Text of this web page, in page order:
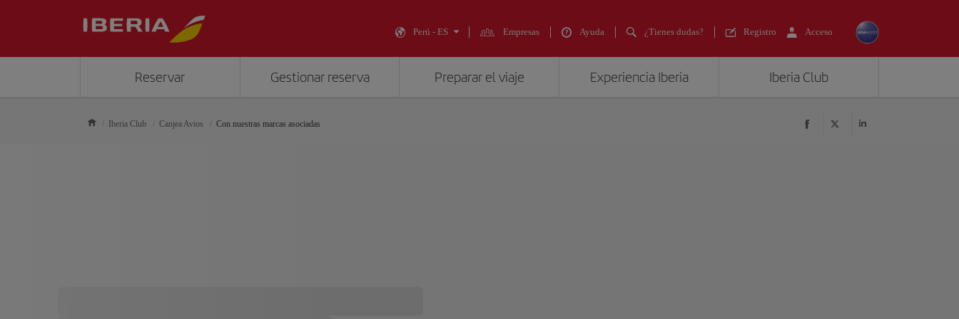
Perú - ES Empresas Ayuda ¿Tienes dudas? Registro Acceso
Reservar Gestionar reserva Preparar el viaje Experiencia Iberia Iberia Club
Iberia Club Canjea Avios Con nuestras marcas asociadas